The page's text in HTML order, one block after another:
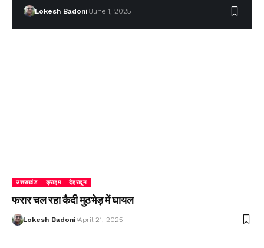
Lokesh Badoni June 1, 2025
उत्तराखंड क्राइम देहरादून
फरार चल रहा कैदी मुठभेड़ में घायल
Lokesh Badoni April 21, 2025